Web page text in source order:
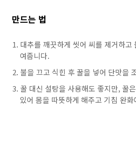
만드는 법
대추를 깨끗하게 씻어 씨를 제거하고
여줍니다.
불을 끄고 식힌 후 꿀을 넣어 단맛을
꿀 대신 설탕을 사용해도 좋지만, 꿀
있어 몸을 따뜻하게 해주고 기침 완